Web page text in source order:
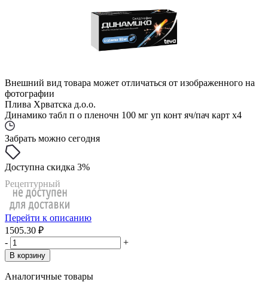
Внешний вид товара может отличаться от изображенного на
фотографии
Плива Хрватска д.о.о.
Динамико табл п о пленочн 100 мг уп конт яч/пач карт x4
Забрать можно сегодня
Доступна скидка 3%
Рецептурный
Перейти к описанию
1505.30 ₽
-
+
В корзину
Аналогичные товары